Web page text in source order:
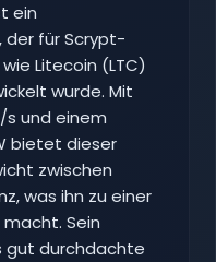
ein
der für Scrypt-
Litecoin (LTC)
wurde. Mit
s und einem
bietet dieser
zwischen
was ihn zu einer
Sein
gut durchdachte